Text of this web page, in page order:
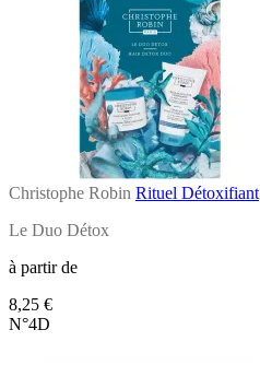
Christophe Robin Rituel Détoxifiant
Le Duo Détox
à partir de
8,25 €
N°4D